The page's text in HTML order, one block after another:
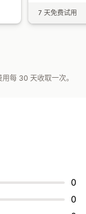
7 天免费试用
每 30 天收取一次。
0
0